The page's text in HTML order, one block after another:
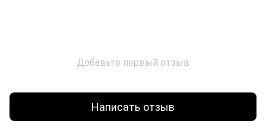
Добавьте первый отзыв
Написать отзыв